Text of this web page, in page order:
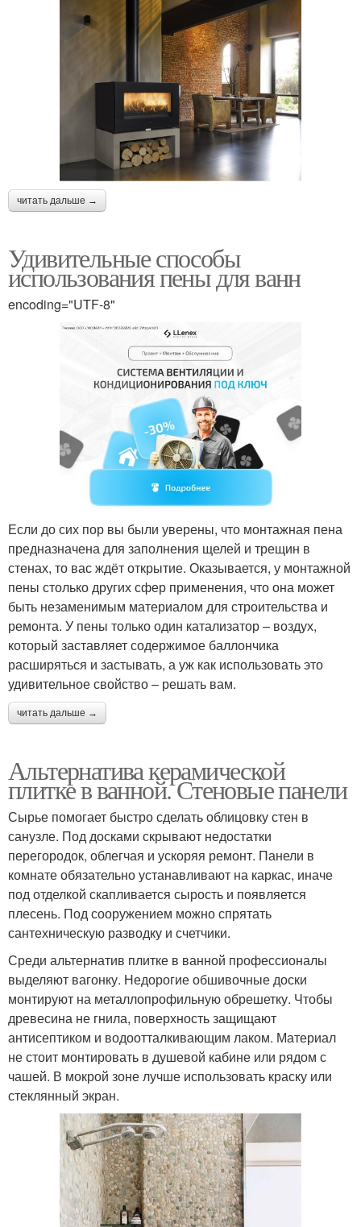
читать дальше →
Удивительные способы
использования пены для ванн
encoding="UTF-8"
Если до сих пор вы были уверены, что монтажная пена
предназначена для заполнения щелей и трещин в
стенах, то вас ждёт открытие. Оказывается, у монтажной
пены столько других сфер применения, что она может
быть незаменимым материалом для строительства и
ремонта. У пены только один катализатор – воздух,
который заставляет содержимое баллончика
расширяться и застывать, а уж как использовать это
удивительное свойство – решать вам.
читать дальше →
Альтернатива керамической
плитке в ванной. Стеновые панели
Сырье помогает быстро сделать облицовку стен в
санузле. Под досками скрывают недостатки
перегородок, облегчая и ускоряя ремонт. Панели в
комнате обязательно устанавливают на каркас, иначе
под отделкой скапливается сырость и появляется
плесень. Под сооружением можно спрятать
сантехническую разводку и счетчики.
Среди альтернатив плитке в ванной профессионалы
выделяют вагонку. Недорогие обшивочные доски
монтируют на металлопрофильную обрешетку. Чтобы
древесина не гнила, поверхность защищают
антисептиком и водоотталкивающим лаком. Материал
не стоит монтировать в душевой кабине или рядом с
чашей. В мокрой зоне лучше использовать краску или
стеклянный экран.